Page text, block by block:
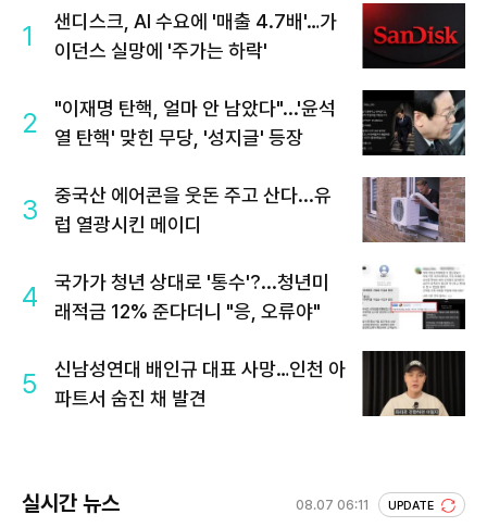
1
샌디스크, AI 수요에 '매출 4.7배'…가
이던스 실망에 '주가는 하락'
2
"이재명 탄핵, 얼마 안 남았다"...'윤석
열 탄핵' 맞힌 무당, '성지글' 등장
3
중국산 에어콘을 웃돈 주고 산다...유
럽 열광시킨 메이디
4
국가가 청년 상대로 '통수'?...청년미
래적금 12% 준다더니 "응, 오류야"
5
신남성연대 배인규 대표 사망…인천 아
파트서 숨진 채 발견
실시간 뉴스 08.07 06:11 UPDATE